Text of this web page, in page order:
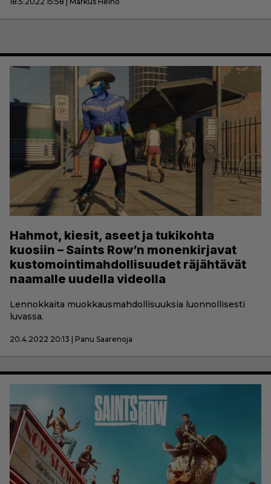
Hahmot, kiesit, aseet ja tukikohta
kuosiin – Saints Row’n monenkirjavat
kustomointimahdollisuudet räjähtävät
naamalle uudella videolla
Lennokkaita muokkausmahdollisuuksia luonnollisesti
luvassa.
20.4.2022 20:13 | Panu Saarenoja